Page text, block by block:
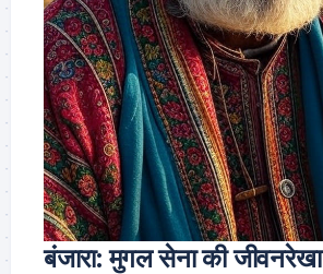
बंजारा: मुगल सेना की जीवनरेखा